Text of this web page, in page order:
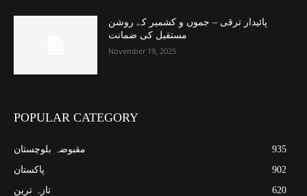
پائیدار ترقی – جموں و کشمیر کے روشن
مستقبل کی ضمانت
November 19, 2025
POPULAR CATEGORY
مقبوضہ بلوچستان
935
پاکستان
902
تازہ ترین
620